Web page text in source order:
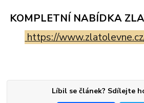
KOMPLETNÍ NABÍDKA
https://
Líbil se článek? Sdílejte